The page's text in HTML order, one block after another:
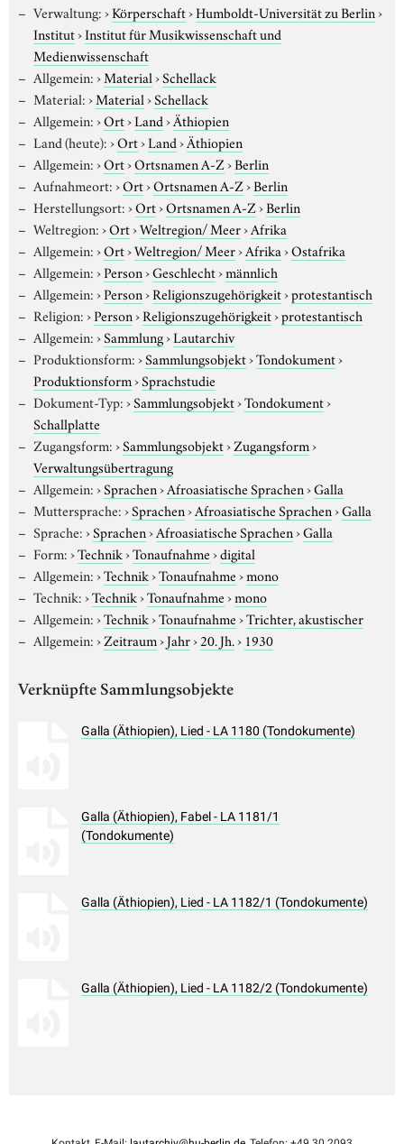
Verwaltung:›Körperschaft›Humboldt-Universität zu Berlin›
Institut›Institut für Musikwissenschaft und
Medienwissenschaft
Allgemein:›Material›Schellack
Material:›Material›Schellack
Allgemein:›Ort›Land›Äthiopien
Land (heute):›Ort›Land›Äthiopien
Allgemein:›Ort›Ortsnamen A-Z›Berlin
Aufnahmeort:›Ort›Ortsnamen A-Z›Berlin
Herstellungsort:›Ort›Ortsnamen A-Z›Berlin
Weltregion:›Ort›Weltregion/ Meer›Afrika
Allgemein:›Ort›Weltregion/ Meer›Afrika›Ostafrika
Allgemein:›Person›Geschlecht›männlich
Allgemein:›Person›Religionszugehörigkeit›protestantisch
Religion:›Person›Religionszugehörigkeit›protestantisch
Allgemein:›Sammlung›Lautarchiv
Produktionsform:›Sammlungsobjekt›Tondokument›
Produktionsform›Sprachstudie
Dokument-Typ:›Sammlungsobjekt›Tondokument›
Schallplatte
Zugangsform:›Sammlungsobjekt›Zugangsform›
Verwaltungsübertragung
Allgemein:›Sprachen›Afroasiatische Sprachen›Galla
Muttersprache:›Sprachen›Afroasiatische Sprachen›Galla
Sprache:›Sprachen›Afroasiatische Sprachen›Galla
Form:›Technik›Tonaufnahme›digital
Allgemein:›Technik›Tonaufnahme›mono
Technik:›Technik›Tonaufnahme›mono
Allgemein:›Technik›Tonaufnahme›Trichter, akustischer
Allgemein:›Zeitraum›Jahr›20. Jh.› 1930
Verknüpfte Sammlungsobjekte
Galla (Äthiopien), Lied - LA 1180 (Tondokumente)
Galla (Äthiopien), Fabel - LA 1181/1
(Tondokumente)
Galla (Äthiopien), Lied - LA 1182/1 (Tondokumente)
Galla (Äthiopien), Lied - LA 1182/2 (Tondokumente)